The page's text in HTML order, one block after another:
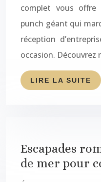
complet vous
punch géant qui
réception
occasion. Découvrez
LIRE LA SUITE
Escapades
de mer pour